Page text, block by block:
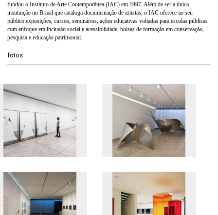
fundou o Instituto de Arte Contemporânea (IAC) em 1997. Além de ser a única
instituição no Brasil que cataloga documentação de artistas, o IAC oferece ao seu
público exposições, cursos, seminários, ações educativas voltadas para escolas públicas
com enfoque em inclusão social e acessibilidade, bolsas de formação em conservação,
pesquisa e educação patrimonial.
fotos